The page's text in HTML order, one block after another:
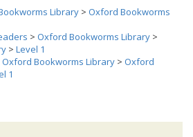
Library > Oxford Bookworms
> Oxford Bookworms Library >
> Level 1
Oxford Bookworms Library > Oxford
1